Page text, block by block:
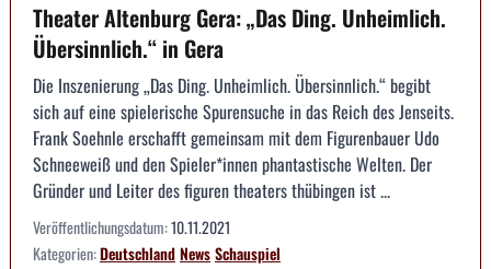
Theater Altenburg Gera: „Das Ding. Unheimlich.
Übersinnlich.“ in Gera
Die Inszenierung „Das Ding. Unheimlich. Übersinnlich.“ begibt
sich auf eine spielerische Spurensuche in das Reich des Jenseits.
Frank Soehnle erschafft gemeinsam mit dem Figurenbauer Udo
Schneeweiß und den Spieler*innen phantastische Welten. Der
Gründer und Leiter des figuren theaters thübingen ist ...
Veröffentlichungsdatum:10.11.2021
Kategorien:DeutschlandNewsSchauspiel